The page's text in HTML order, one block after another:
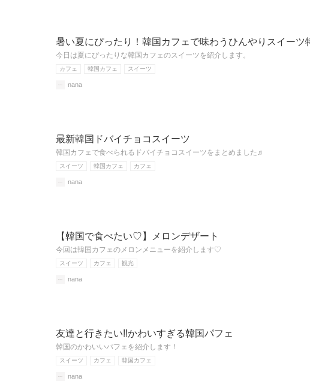
暑い夏にぴったり！韓国カフェで味わうひんやりスイー
今日は夏にぴったりな韓国カフェのスイーツを紹介します。
カフェ 韓国カフェ スイーツ
nana
最新韓国ドバイチョコスイーツ
韓国カフェで食べられるドバイチョコスイーツをまとめました♬
スイーツ 韓国カフェ カフェ
nana
【韓国で食べたい♡】メロンデザート
今回は韓国カフェのメロンメニューを紹介します♡
スイーツ カフェ 観光
nana
友達と行きたい‼かわいすぎる韓国パフェ
韓国のかわいいパフェを紹介します！
スイーツ カフェ 韓国カフェ
nana